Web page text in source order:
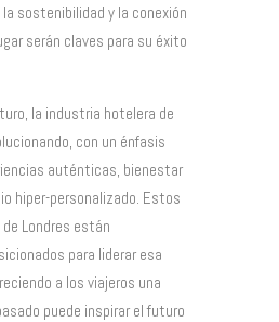
sostenibilidad y la conexión
serán claves para su éxito
la industria hotelera de
con un énfasis
auténticas, bienestar
hiper-personalizado. Estos
Londres están
para liderar esa
a los viajeros una
puede inspirar el futuro